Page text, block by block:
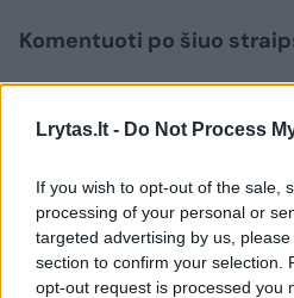
Lrytas.lt - Do Not Process
If you wish to opt-out of the sale,
processing of your personal or
targeted advertising by us,
section to confirm your selection.
opt-out request is processed you
Komentuoti po šiuo
Komentuoti gali tik Lrytas
Prisijunkite prie
Rodyti